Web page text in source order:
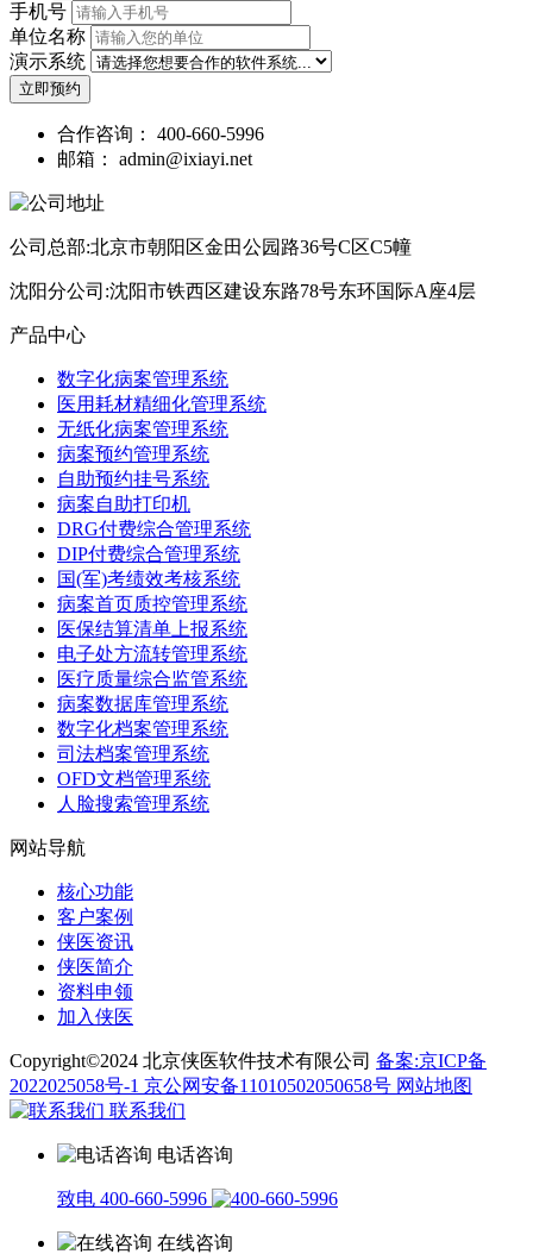
手机号
单位名称
演示系统
立即预约
合作咨询： 400-660-5996
邮箱： admin@ixiayi.net
公司总部:北京市朝阳区金田公园路36号C区C5幢
沈阳分公司:沈阳市铁西区建设东路78号东环国际A座4层
产品中心
数字化病案管理系统
医用耗材精细化管理系统
无纸化病案管理系统
病案预约管理系统
自助预约挂号系统
病案自助打印机
DRG付费综合管理系统
DIP付费综合管理系统
国(军)考绩效考核系统
病案首页质控管理系统
医保结算清单上报系统
电子处方流转管理系统
医疗质量综合监管系统
病案数据库管理系统
数字化档案管理系统
司法档案管理系统
OFD文档管理系统
人脸搜索管理系统
网站导航
核心功能
客户案例
侠医资讯
侠医简介
资料申领
加入侠医
Copyright©2024 北京侠医软件技术有限公司 备案:京ICP备
2022025058号-1 京公网安备11010502050658号 网站地图
联系我们
电话咨询
致电 400-660-5996
在线咨询